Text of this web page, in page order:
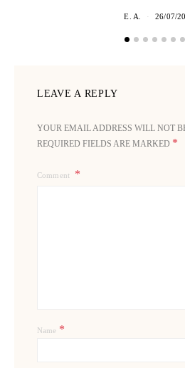
E. A. 26/07/
LEAVE A REPLY
YOUR EMAIL ADDRESS WILL NOT
REQUIRED FIELDS ARE MARKED *
Comment
Name *